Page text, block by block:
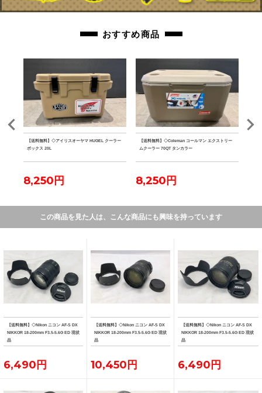
おすすめ商品
【送料無料】◇アイリスオーヤマ HUGEL クーラー
ボックス 20L
8,250円
【送料無料】◇Coleman コールマン エクストリー
ムクーラー 70QT タンカラー
8,250円
この商品を見た人は、こんな商品にも興味を持っています
【送料無料】◇Nikon ニコン AF-S DX
NIKKOR 18-200mm F3.5-5.6G ED 現状
品
6,490円
【送料無料】◇Nikon ニコン AF-S DX
NIKKOR 18-200mm F3.5-5.6G ED 現状
品
10,450円
【送料無料】◇Nikon ニコン AF-S DX
NIKKOR 18-200mm F3.5-5.6G ED 現状
品
6,490円